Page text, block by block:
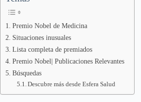
Premio Nobel de Medicina
Situaciones inusuales
Lista completa de premiados
Premio Nobel| Publicaciones Relevantes
Búsquedas
Descubre más desde Esfera Salud